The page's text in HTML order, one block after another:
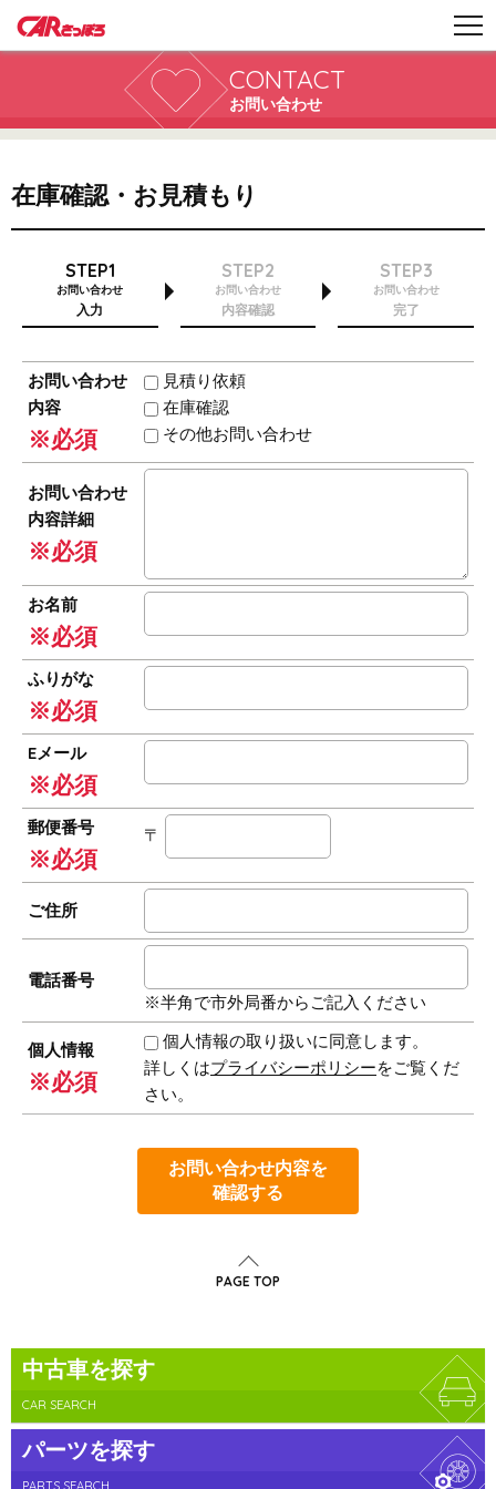
CONTACT
お問い合わせ
在庫確認・お見積もり
STEP1
お問い合わせ
入力
STEP2
お問い合わせ
内容確認
STEP3
お問い合わせ
完了
お問い合わせ
内容
※必須
見積り依頼
在庫確認
その他お問い合わせ
お問い合わせ
内容詳細
※必須
お名前
※必須
ふりがな
※必須
Eメール
※必須
郵便番号
※必須
〒
ご住所
電話番号
※半角で市外局番からご記入ください
個人情報
※必須
個人情報の取り扱いに同意します。
詳しくはプライバシーポリシーをご覧くだ
さい。
お問い合わせ内容を
確認する
PAGE TOP
中古車を探す
CAR SEARCH
パーツを探す
PARTS SEARCH